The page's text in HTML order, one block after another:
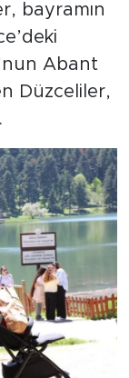
bayramın
Abant
Düzceliler,